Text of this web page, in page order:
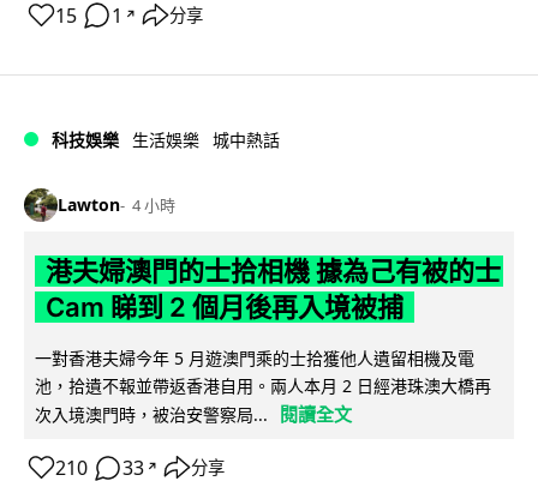
15 1 ↗ 分享
科技娛樂 生活娛樂 城中熱話
Lawton 4 小時
港夫婦澳門的士拾相機 據為己有被的士
Cam 睇到 2 個月後再入境被捕
一對香港夫婦今年 5 月遊澳門乘的士拾獲他人遺留相機及電
池，拾遺不報並帶返香港自用。兩人本月 2 日經港珠澳大橋再
次入境澳門時，被治安警察局...
閱讀全文
210 33 ↗ 分享